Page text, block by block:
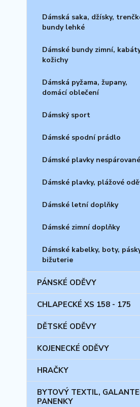
Dámská saka, džísky,
bundy lehké
Dámské bundy zimní,
kožichy
Dámská pyžama, župany,
domácí oblečení
Dámský sport
Dámské spodní prádlo
Dámské plavky nespárované
Dámské plavky, plážové
Dámské letní doplňky
Dámské zimní doplňky
Dámské kabelky, boty,
bižuterie
PÁNSKÉ ODĚVY
CHLAPECKÉ XS 158 - 175
DĚTSKÉ ODĚVY
KOJENECKÉ ODĚVY
HRAČKY
BYTOVÝ TEXTIL,
PANENKY